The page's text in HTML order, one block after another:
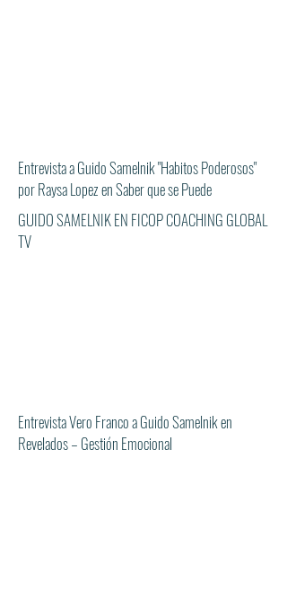
Entrevista a Guido Samelnik "Habitos Poderosos"
por Raysa Lopez en Saber que se Puede
GUIDO SAMELNIK EN FICOP COACHING GLOBAL
TV
Entrevista Vero Franco a Guido Samelnik en
Revelados – Gestión Emocional